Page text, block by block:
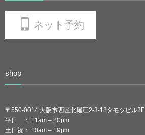
ネット予約
shop
〒550-0014 大阪市西区北堀江2-3-18タモツビル2F
平日 ： 11am – 20pm
土日祝： 10am – 19pm